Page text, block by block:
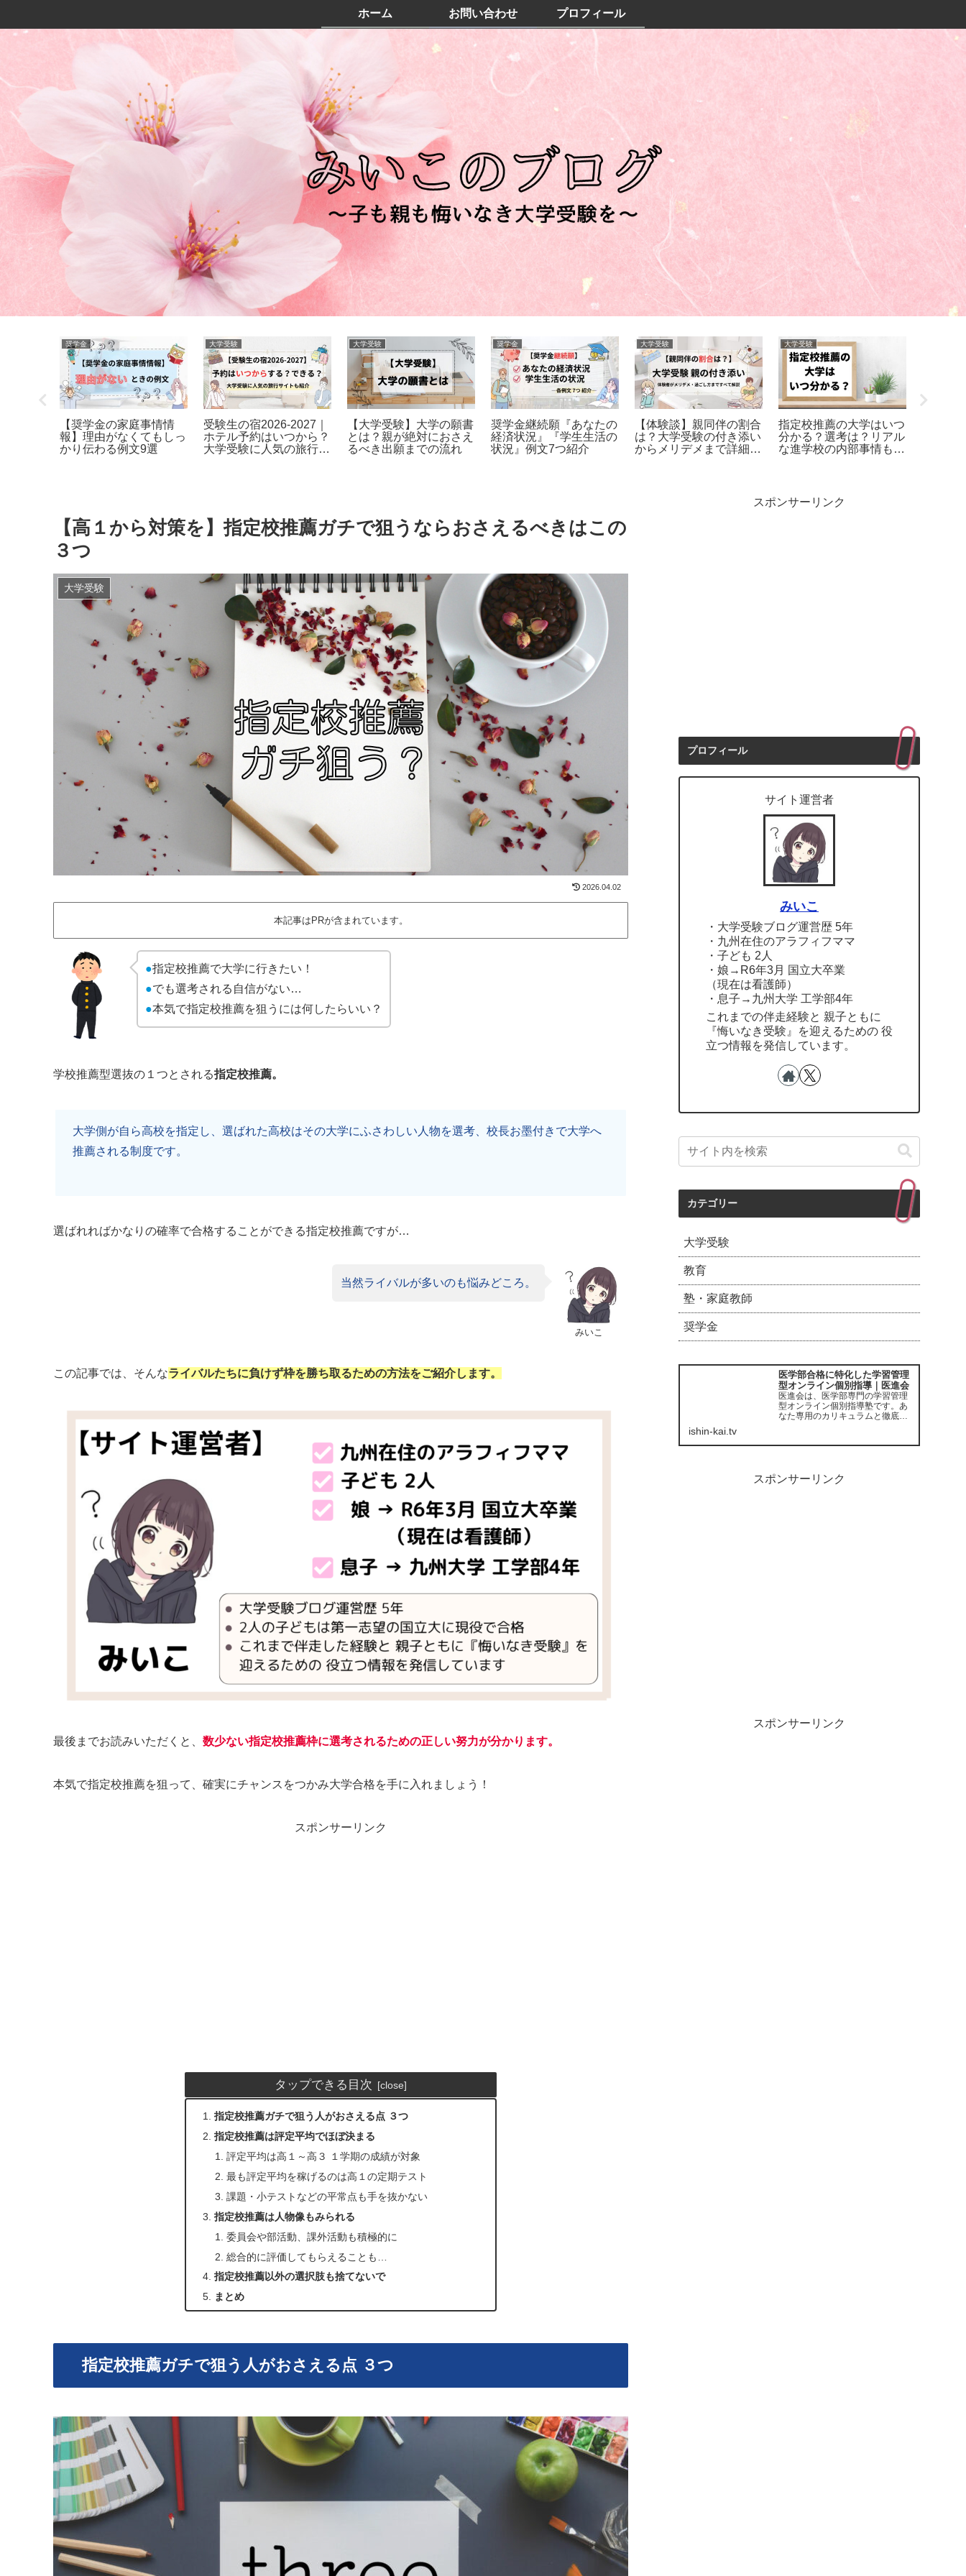
ホーム お問い合わせ プロフィール
同伴の割合
の付き添い
まで詳細に
大学受験
指定校推薦の大学はいつ
分かる？選考は？リアル
な進学校の内部事情も暴
大学受験
【2027年最新】大学受
験料いつ払う？どうやっ
て？どのくらい？を即解
大学受験
進学校で勉強と部活を両
立し旧帝大に現役合格し
た息子の高校生活
【大学受験】高３生が定
期テストを捨てるとヤバ
いホントの理由
大学受験
【大学受験】ホテルの予
約が取れない時にとるべ
き7つの対処法
大学受験
Fラン大学に行く意味は
『ある』低学歴でも勝ち
組になれる3つの方法
【高１から対策を】指定校推薦ガチで狙うならおさえるべきはこの
３つ
大学受験
2026.04.02
本記事はPRが含まれています。
●指定校推薦で大学に行きたい！
●でも選考される自信がない…
●本気で指定校推薦を狙うには何したらいい？
学校推薦型選抜の１つとされる指定校推薦。
大学側が自ら高校を指定し、選ばれた高校はその大学にふさわしい人物を選考、校長お墨付きで大学へ
推薦される制度です。
選ばれればかなりの確率で合格することができる指定校推薦ですが…
みいこ
当然ライバルが多いのも悩みどころ。
この記事では、そんなライバルたちに負けず枠を勝ち取るための方法をご紹介します。
最後までお読みいただくと、 数少ない指定校推薦枠に選考されるための正しい努力が分かります。
本気で指定校推薦を狙って、確実にチャンスをつかみ大学合格を手に入れましょう！
スポンサーリンク
タップできる目次
指定校推薦ガチで狙う人がおさえる点 ３つ
指定校推薦は評定平均でほぼ決まる
評定平均は高１～高３ １学期の成績が対象
最も評定平均を稼げるのは高１の定期テスト
課題・小テストなどの平常点も手を抜かない
指定校推薦は人物像もみられる
委員会や部活動、課外活動も積極的に
総合的に評価してもらえることも…
指定校推薦以外の選択肢も捨てないで
まとめ
指定校推薦ガチで狙う人がおさえる点 ３つ
スポンサーリンク
プロフィール
サイト運営者
みいこ
・大学受験ブログ運営歴 5年
・九州在住のアラフィフママ
・子ども 2人
・娘→R6年3月 国立大卒業
（現在は看護師）
・息子→九州大学 工学部4年
これまでの伴走経験と 親子ともに
『悔いなき受験』を迎えるための 役
立つ情報を発信しています。
カテゴリー
大学受験
教育
塾・家庭教師
奨学金
医学部合格に特化した学習管理
型オンライン個別指導｜医進会
医進会は、医学部専門の学習管理
型オンライン個別指導塾です。あ
なた専用のカリキュラムと徹底的
たの受験突破をサポートします。
ishin-kai.tv
スポンサーリンク
スポンサーリンク